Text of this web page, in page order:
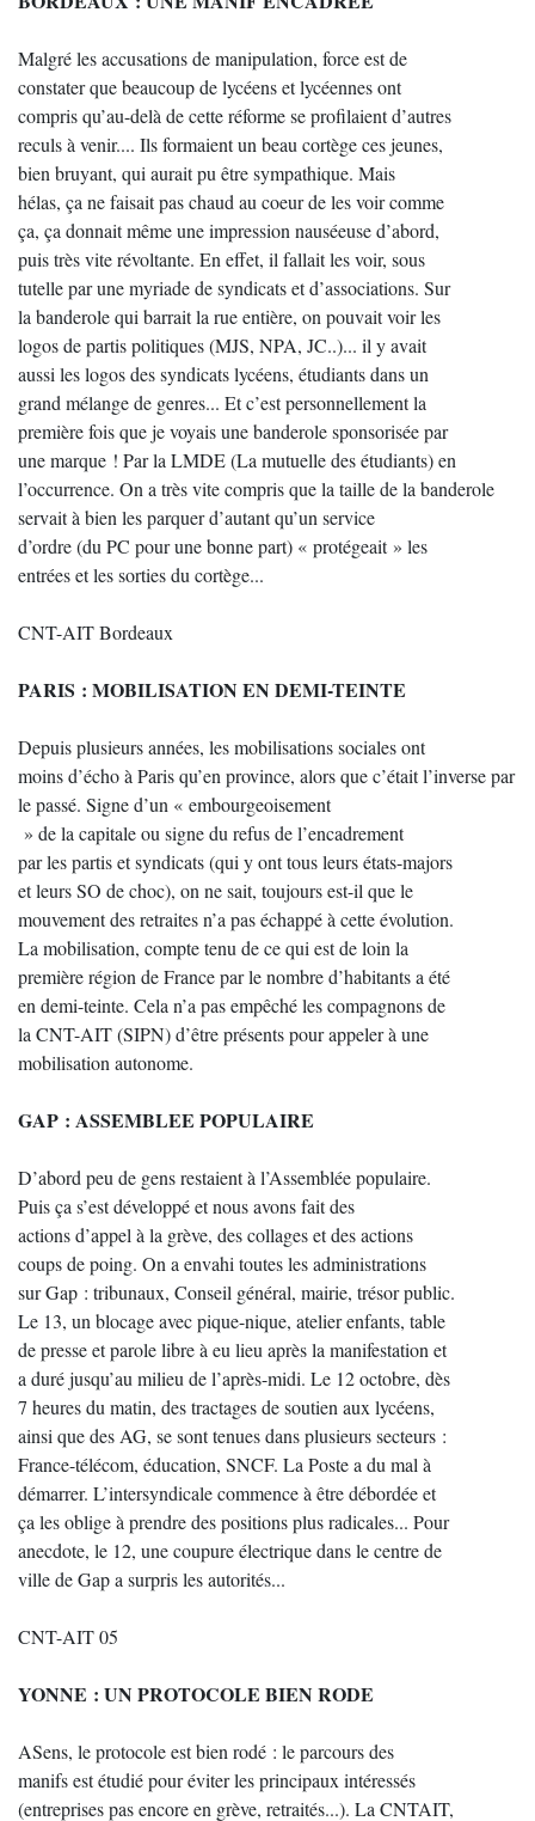
Malgré les accusations de manipulation, force est de
constater que beaucoup de lycéens et lycéennes ont
compris qu’au-delà de cette réforme se profilaient d’autres
reculs à venir.... Ils formaient un beau cortège ces jeunes,
bien bruyant, qui aurait pu être sympathique. Mais
hélas, ça ne faisait pas chaud au coeur de les voir comme
ça, ça donnait même une impression nauséeuse d’abord,
puis très vite révoltante. En effet, il fallait les voir, sous
tutelle par une myriade de syndicats et d’associations. Sur
la banderole qui barrait la rue entière, on pouvait voir les
logos de partis politiques (MJS, NPA, JC..)... il y avait
aussi les logos des syndicats lycéens, étudiants dans un
grand mélange de genres... Et c’est personnellement la
première fois que je voyais une banderole sponsorisée par
une marque ! Par la LMDE (La mutuelle des étudiants) en
l’occurrence. On a très vite compris que la taille de la banderole
servait à bien les parquer d’autant qu’un service
d’ordre (du PC pour une bonne part) « protégeait » les
entrées et les sorties du cortège...
CNT-AIT Bordeaux
PARIS : MOBILISATION EN DEMI-TEINTE
Depuis plusieurs années, les mobilisations sociales ont
moins d’écho à Paris qu’en province, alors que c’était l’inverse par
le passé. Signe d’un « embourgeoisement
» de la capitale ou signe du refus de l’encadrement
par les partis et syndicats (qui y ont tous leurs états-majors
et leurs SO de choc), on ne sait, toujours est-il que le
mouvement des retraites n’a pas échappé à cette évolution.
La mobilisation, compte tenu de ce qui est de loin la
première région de France par le nombre d’habitants a été
en demi-teinte. Cela n’a pas empêché les compagnons de
la CNT-AIT (SIPN) d’être présents pour appeler à une
mobilisation autonome.
GAP : ASSEMBLEE POPULAIRE
D’abord peu de gens restaient à l’Assemblée populaire.
Puis ça s’est développé et nous avons fait des
actions d’appel à la grève, des collages et des actions
coups de poing. On a envahi toutes les administrations
sur Gap : tribunaux, Conseil général, mairie, trésor public.
Le 13, un blocage avec pique-nique, atelier enfants, table
de presse et parole libre à eu lieu après la manifestation et
a duré jusqu’au milieu de l’après-midi. Le 12 octobre, dès
7 heures du matin, des tractages de soutien aux lycéens,
ainsi que des AG, se sont tenues dans plusieurs secteurs :
France-télécom, éducation, SNCF. La Poste a du mal à
démarrer. L’intersyndicale commence à être débordée et
ça les oblige à prendre des positions plus radicales... Pour
anecdote, le 12, une coupure électrique dans le centre de
ville de Gap a surpris les autorités...
CNT-AIT 05
YONNE : UN PROTOCOLE BIEN RODE
ASens, le protocole est bien rodé : le parcours des
manifs est étudié pour éviter les principaux intéressés
(entreprises pas encore en grève, retraités...). La CNTAIT,